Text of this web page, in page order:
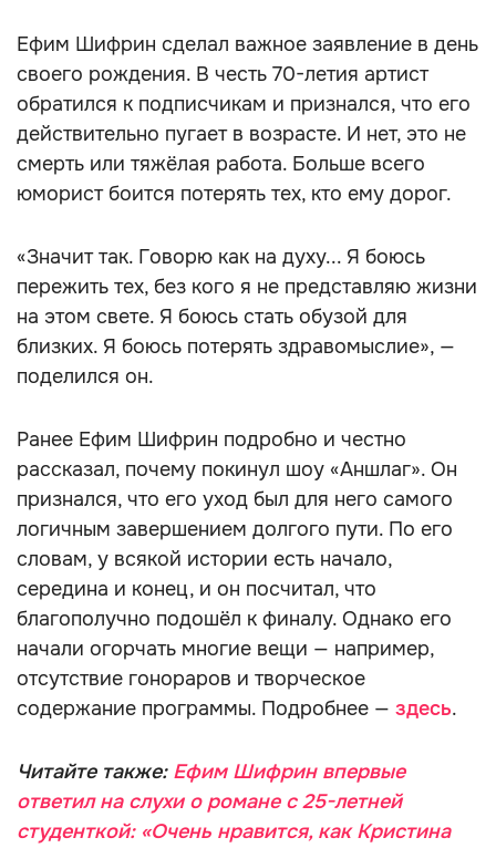
Ефим Шифрин сделал важное заявление в день
своего рождения. В честь 70-летия артист
обратился к подписчикам и признался, что его
действительно пугает в возрасте. И нет, это не
смерть или тяжёлая работа. Больше всего
юморист боится потерять тех, кто ему дорог.
«Значит так. Говорю как на духу... Я боюсь
пережить тех, без кого я не представляю жизни
на этом свете. Я боюсь стать обузой для
близких. Я боюсь потерять здравомыслие», —
поделился он.
Ранее Ефим Шифрин подробно и честно
рассказал, почему покинул шоу «Аншлаг». Он
признался, что его уход был для него самого
логичным завершением долгого пути. По его
словам, у всякой истории есть начало,
середина и конец, и он посчитал, что
благополучно подошёл к финалу. Однако его
начали огорчать многие вещи — например,
отсутствие гонораров и творческое
содержание программы. Подробнее — здесь.
Читайте также: Ефим Шифрин впервые
ответил на слухи о романе с 25-летней
студенткой: «Очень нравится, как Кристина